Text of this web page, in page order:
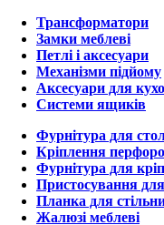
Трансформатори
Замки меблеві
Петлі і аксесуари
Механізми підйому
Аксесуари для
Системи ящиків
Фурнітура для
Кріплення
Фурнітура для
Пристосування
Планка для
Жалюзі меблеві